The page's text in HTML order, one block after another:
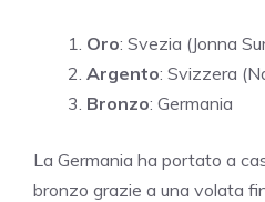
Oro: Svezia (Jonna
Argento: Svizzera
Bronzo: Germania
La Germania ha portato a
bronzo grazie a una volata